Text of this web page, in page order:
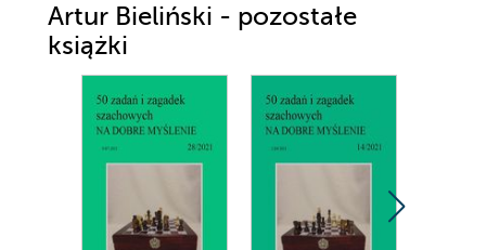
Artur Bieliński - pozostałe
książki